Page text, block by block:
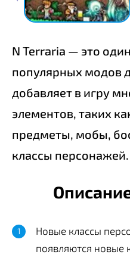
N Terraria — это
популярных модов
добавляет в игру
элементов, таких
предметы, мобы,
классы персонажей.
Новые классы
появляются новые